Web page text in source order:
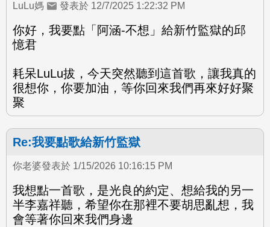
LuLu媽 發表於 12/7/2025 1:22:32 PM
你好，我要點「阿涵-不想」給新竹監獄的邱
憶君
耗呆LuLu拔，今天突然聽到這首歌，讓我真的
很想你，你要加油，等你回來我們再來好好聚
聚
Re:我要點歌給新竹監獄
你老婆發表於 1/15/2026 10:16:15 PM
我想點一首歌，是光良的約定、想給我的另一
半李嘉祥聽，希望你在那裡不要胡思亂想，我
會等著你回來我們身邊